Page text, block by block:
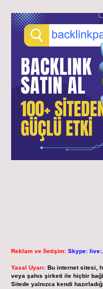
Reklam ve İletişim: Skype:
Yasal Uyarı: Bu internet sitesi,
veya şahıs şirketi ile hiçbir
Sitede yalnızca kendi